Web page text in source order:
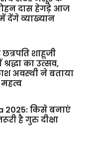
दास हेगड़े आज
देंगे व्याख्यान
शाहूजी
श्रद्धा का उत्सव,
अवस्थी ने बताया
2025: किसे बनाएं
है गुरु दीक्षा